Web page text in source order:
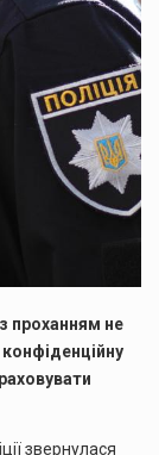
проханням не
звернулася